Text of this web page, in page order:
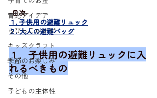
育児アイデア
ちびっこレシピ
キッズクラフト
季節のお楽しみ
その他
子どもの主体性
-目次-
１. 子供用の避難リュック
２. 大人の避難バッグ
１．子供用の避難リュックに入
れるべきもの